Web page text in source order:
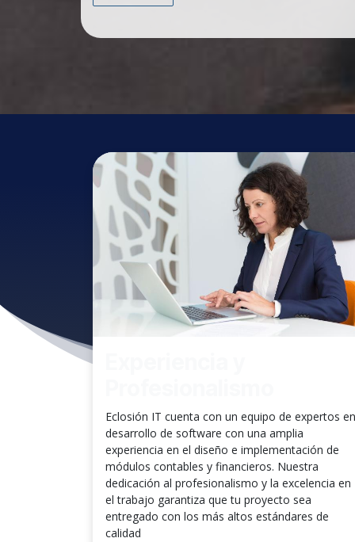
Eclosión IT cuenta con un equipo de expertos en
desarrollo de software con una amplia
experiencia en el diseño e implementación de
módulos contables y financieros. Nuestra
dedicación al profesionalismo y la excelencia en
el trabajo garantiza que tu proyecto sea
entregado con los más altos estándares de
calidad